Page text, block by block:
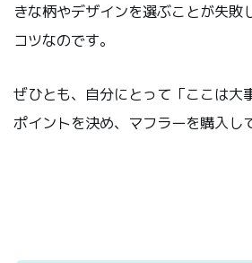
きな柄やデザインを選ぶことが失敗
コツなのです。
ぜひとも、自分にとって「ここは大
ポイントを決め、マフラーを購入し